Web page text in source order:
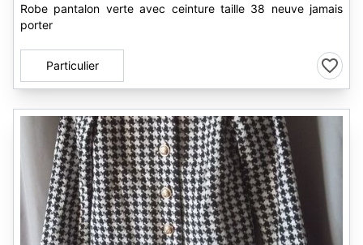
Robe pantalon verte avec ceinture taille 38 neuve jamais
porter
Particulier